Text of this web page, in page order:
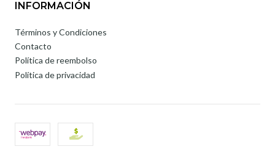
INFORMACIÓN
Términos y Condiciones
Contacto
Política de reembolso
Política de privacidad